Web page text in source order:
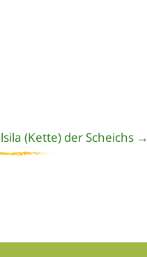
(Kette) der Scheichs →